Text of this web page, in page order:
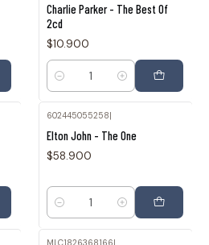
Charlie Parker - The Best Of
2cd
$10.900
Cantidad
602445055258
Elton John - The One
$58.900
Cantidad
MLC1826368166|